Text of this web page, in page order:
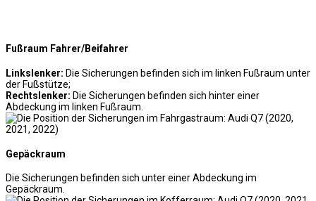
Fußraum Fahrer/Beifahrer
Linkslenker: Die Sicherungen befinden sich im linken Fußraum unter
der Fußstütze;
Rechtslenker: Die Sicherungen befinden sich hinter einer
Abdeckung im linken Fußraum.
Gepäckraum
Die Sicherungen befinden sich unter einer Abdeckung im
Gepäckraum.